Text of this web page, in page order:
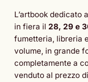
L’artbook dedicato
in fiera il 28, 29 e
fumetteria, libreria
volume, in grande
completamente a
venduto al prezzo di